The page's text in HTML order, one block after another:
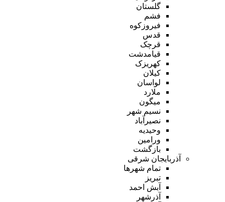
گلستان
فشم
فیروزکوه
قدس
قرچک
قیامدشت
کهریزک
کیلان
لواسان
ملارد
میگون
نسیم شهر
نصیرآباد
وحیدیه
ورامین
بازگشت
آذربایجان شرقی
تمام شهر‌ها
تبریز
آبش احمد
آذرشهر